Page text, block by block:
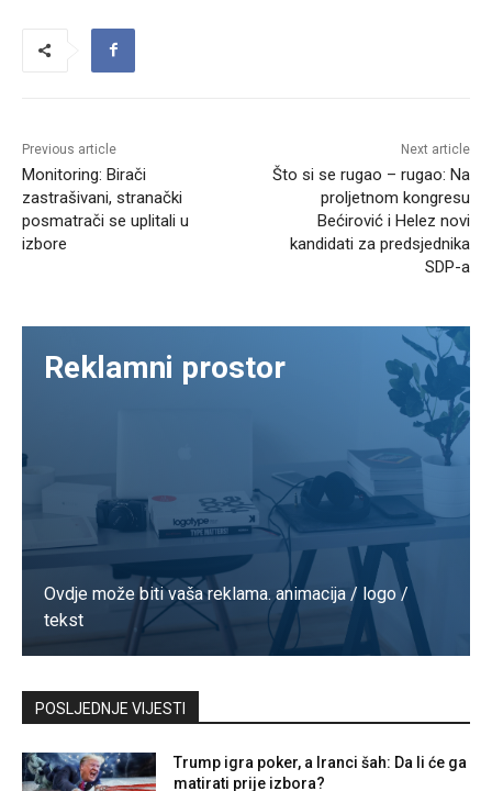
Previous article
Monitoring: Birači
zastrašivani, stranački
posmatrači se uplitali u
izbore
Next article
Što si se rugao – rugao: Na
proljetnom kongresu
Bećirović i Helez novi
kandidati za predsjednika
SDP-a
Reklamni prostor
Ovdje može biti vaša reklama. animacija / logo /
tekst
Kontaktirajte nas
POSLJEDNJE VIJESTI
Trump igra poker, a Iranci šah: Da li će ga
matirati prije izbora?